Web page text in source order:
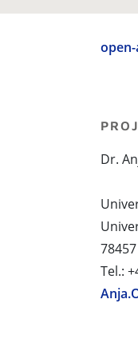
Dr.
Tel.: